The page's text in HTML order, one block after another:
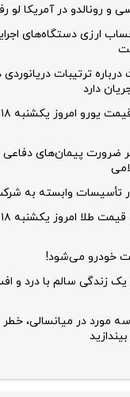
و رونالدو در آمریکا لو
۱۲۴ حساب ارزی
درباره ترتیبات
دارد
ضرورت پیمان‌های دفاعی
وابسته به
خودرو می‌شود!
یک زندگی سالم با درد و